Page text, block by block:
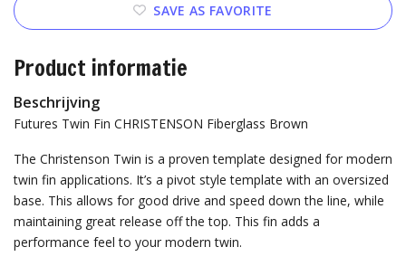
SAVE AS FAVORITE
Product informatie
Beschrijving
Futures Twin Fin CHRISTENSON Fiberglass Brown
The Christenson Twin is a proven template designed for modern
twin fin applications. It’s a pivot style template with an oversized
base. This allows for good drive and speed down the line, while
maintaining great release off the top. This fin adds a
performance feel to your modern twin.